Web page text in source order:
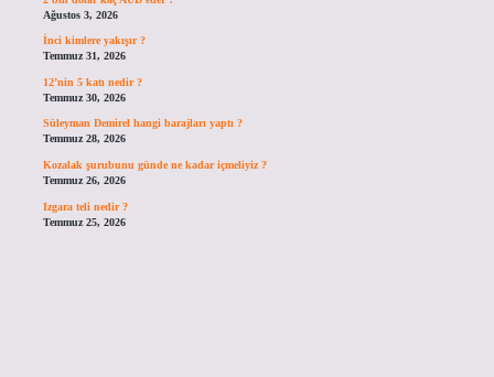
Ağustos 3, 2026
İnci kimlere yakışır ?
Temmuz 31, 2026
12’nin 5 katı nedir ?
Temmuz 30, 2026
Süleyman Demirel hangi barajları yaptı ?
Temmuz 28, 2026
Kozalak şurubunu günde ne kadar içmeliyiz ?
Temmuz 26, 2026
Izgara teli nedir ?
Temmuz 25, 2026